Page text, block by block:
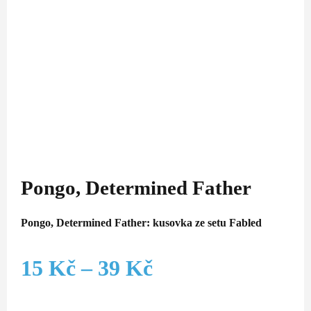
Pongo, Determined Father
Pongo, Determined Father: kusovka ze setu Fabled
15 Kč – 39 KčRozpětí